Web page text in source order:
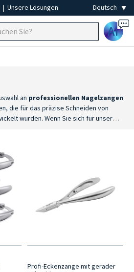
| Unsere Lösungen
Ai
an professionellen Nagelzangen
die für das präzise Schneiden von
wurden. Wenn Sie sich für unser
in verschiedenen Größen,
um allen technischen und
gerecht zu werden.
Ergonomie und
einen bequemen Griff und vollständige
bietet und so die Ermüdung der Hand
: widerstandsfähige Materialien,
und konstante Leistung über lange
intensiver und kontinuierlicher
Profi-Eckenzange mit gerader